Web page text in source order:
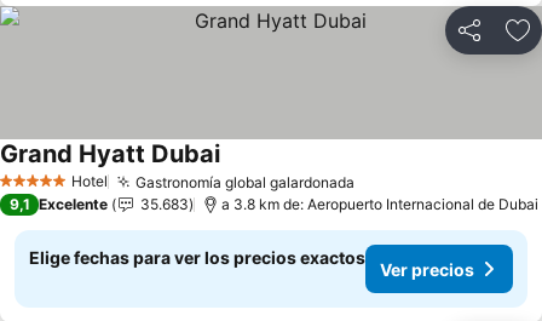
Compartir
5 Estrellas Hotel Gastronomía global galardonada
Grand Hyatt DubaiVer precios
9,1 Excelente 35.683 a 3.8 km de: Aeropuerto Internacional de Dubai
Elige fechas para ver los precios exactos
Ver precios